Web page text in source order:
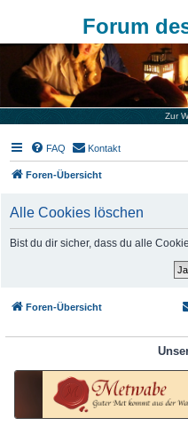
Forum
Zur
FAQ Kontakt
Foren-Übersicht
Alle Cookies löschen
Bist du dir sicher, dass du alle
Foren-Übersicht